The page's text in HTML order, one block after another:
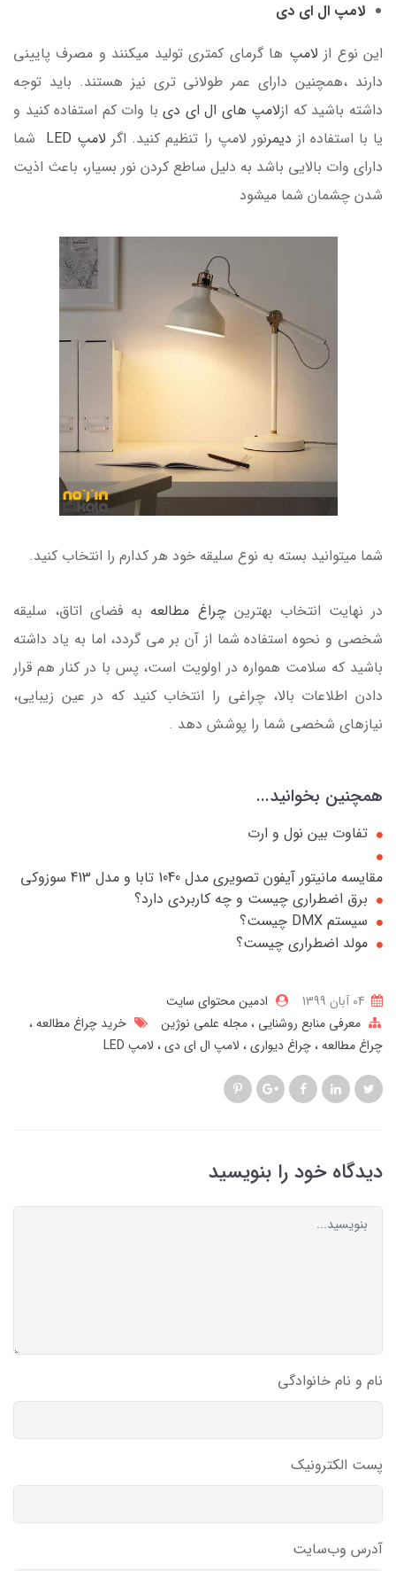
لامپ ال ای دی
این نوع از لامپ ها گرمای کمتری تولید میکنند و مصرف پایینی
دارند ،همچنین دارای عمر طولانی تری نیز هستند. باید توجه
داشته باشید که ازلامپ های ال ای دیبا وات کم استفاده کنید و
یا با استفاده از دیمرنور لامپ را تنظیم کنید. اگر لامپ LED
شما
دارای وات بالایی باشد به دلیل ساطع کردن نور بسیار، باعث اذیت
شدن چشمان شما میشود
شما میتوانید بسته به نوع سلیقه خود هر کدارم را انتخاب کنید.
در نهایت انتخاب بهترینچراغ مطالعه به فضای اتاق، سلیقه
شخصی و نحوه استفاده شما از آن بر می گردد، اما به یاد داشته
باشید که سلامت همواره در اولویت است، پس با در کنار هم قرار
دادن اطلاعات بالا، چراغی را انتخاب کنید که در عین زیبایی،
نیازهای شخصی شما را پوشش دهد .
همچنین بخوانید...
تفاوت بین نول و ارت
مقایسه مانیتور آیفون تصویری مدل 1040 تابا و مدل 413 سوزوکی
برق اضطراری چیست و چه کاربردی دارد؟
سیستم DMX چیست؟
مولد اضطراری چیست؟
ادمین محتوای سایت
معرفی منابع روشنایی مجله علمی نوژین
خرید چراغ مطالعه
چراغ مطالعه چراغ دیواری لامپ ال ای دی لامپ LED
دیدگاه خود را بنویسید
نام و نام خانوادگی
پست الکترونیک
آدرس وب‌سایت